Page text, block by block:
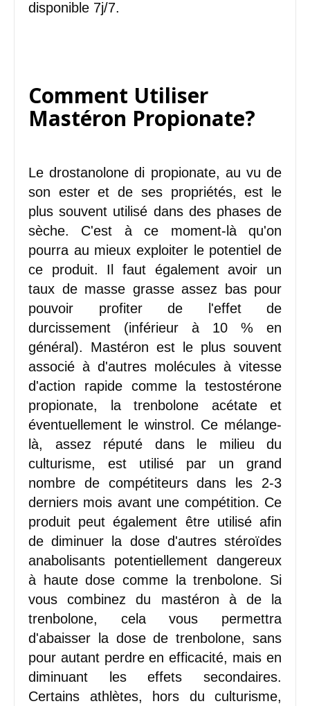
disponible 7j/7.
Comment Utiliser
Mastéron Propionate?
Le drostanolone di propionate, au vu de
son ester et de ses propriétés, est le
plus souvent utilisé dans des phases de
sèche. C'est à ce moment-là qu'on
pourra au mieux exploiter le potentiel de
ce produit. Il faut également avoir un
taux de masse grasse assez bas pour
pouvoir profiter de l'effet de
durcissement (inférieur à 10 % en
général). Mastéron est le plus souvent
associé à d'autres molécules à vitesse
d'action rapide comme la testostérone
propionate, la trenbolone acétate et
éventuellement le winstrol. Ce mélange-
là, assez réputé dans le milieu du
culturisme, est utilisé par un grand
nombre de compétiteurs dans les 2-3
derniers mois avant une compétition. Ce
produit peut également être utilisé afin
de diminuer la dose d'autres stéroïdes
anabolisants potentiellement dangereux
à haute dose comme la trenbolone. Si
vous combinez du mastéron à de la
trenbolone, cela vous permettra
d'abaisser la dose de trenbolone, sans
pour autant perdre en efficacité, mais en
diminuant les effets secondaires.
Certains athlètes, hors du culturisme,